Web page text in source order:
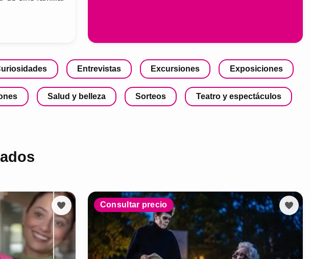
Entrevistas Excursiones Exposiciones
Salud y belleza Sorteos Teatro y espectáculos
Consultar precio